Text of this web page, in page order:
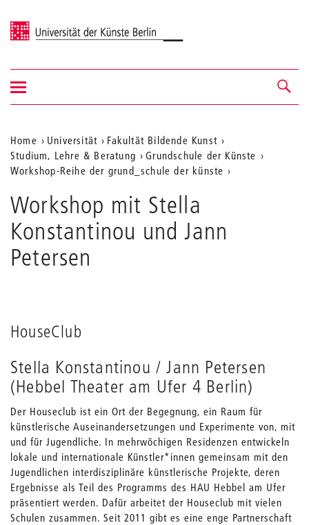
Universität der Künste Berlin
Navigation &
Suche
Navigation
ein-/ausblenden
Aktuelle
Position
der
Webseite
Home Universität
Fakultät Bildende Kunst
Studium, Lehre & Beratung
Grundschule der Künste
Workshop-Reihe der grund_schule der künste
Workshop mit Stella
Konstantinou und Jann
Petersen
HouseClub
Stella Konstantinou / Jann Petersen
(Hebbel Theater am Ufer 4 Berlin)
Der Houseclub ist ein Ort der Begegnung, ein Raum für
künstlerische Auseinandersetzungen und Experimente von, mit
und für Jugendliche. In mehrwöchigen Residenzen entwickeln
lokale und internationale Künstler*innen gemeinsam mit den
Jugendlichen interdisziplinäre künstlerische Projekte, deren
Ergebnisse als Teil des Programms des HAU Hebbel am Ufer
präsentiert werden. Dafür arbeitet der Houseclub mit vielen
Schulen zusammen. Seit 2011 gibt es eine enge Partnerschaft